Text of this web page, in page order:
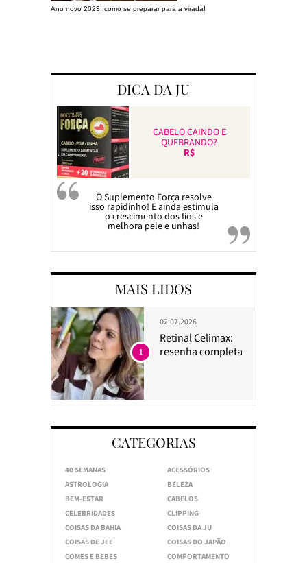
Ano novo 2023: como se preparar para a virada!
DICA DA JU
CABELO CAINDO E
QUEBRANDO?
R$
O Suplemento Força resolve
isso rapidinho! E ainda estimula
o crescimento dos fios e
melhora pele e unhas!
MAIS LIDOS
02.07.2026
Retinal Celimax:
resenha completa
1
CATEGORIAS
40 SEMANAS
ACESSÓRIOS
ASTROLOGIA
BELEZA
BEM-ESTAR
CABELOS
CELEBRIDADES
CLIPPING
COISAS DA BAHIA
COISAS DA JU
COISAS DE JEE
COISAS DO JAPÃO
COMES E BEBES
COMPORTAMENTO